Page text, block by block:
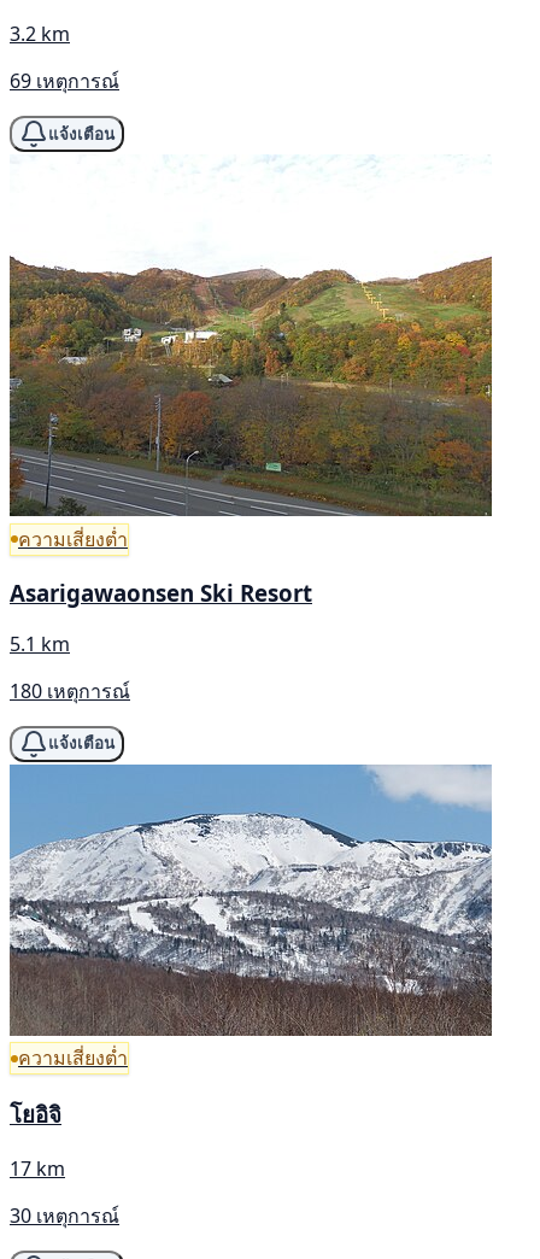
3.2 km
69 เหตุการณ์
แจ้งเตือน
ความเสี่ยงต่ำ
Asarigawaonsen Ski Resort
5.1 km
180 เหตุการณ์
แจ้งเตือน
ความเสี่ยงต่ำ
โยอิจิ
17 km
30 เหตุการณ์